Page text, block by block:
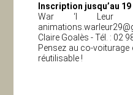
Inscription jusqu’au
War ‘l Leur
Claire Goalès - Tél. : 02
Pensez au co-voiturage
réutilisable !